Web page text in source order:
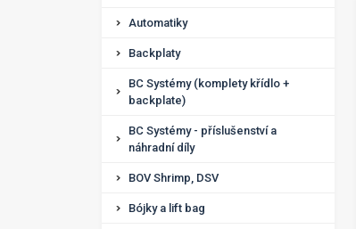
Automatiky
Backplaty
BC Systémy (komplety křídlo +
backplate)
BC Systémy - příslušenství a
náhradní díly
BOV Shrimp, DSV
Bójky a lift bag